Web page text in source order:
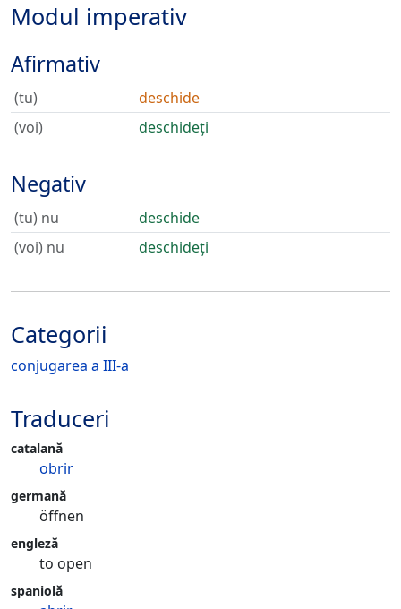
Modul imperativ
Afirmativ
(tu)
deschide
(voi)
deschideți
Negativ
(tu) nu
deschide
(voi) nu
deschideți
Categorii
conjugarea a III-a
Traduceri
catalană
obrir
germană
öffnen
engleză
to open
spaniolă